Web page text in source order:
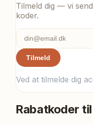
Tilmeld dig — vi
koder.
Tilmeld
Ved at tilmelde dig
Rabatkoder